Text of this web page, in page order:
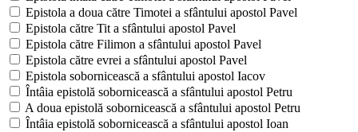
Epistola a doua către Timotei a sfântului apostol Pavel
Epistola către Tit a sfântului apostol Pavel
Epistola către Filimon a sfântului apostol Pavel
Epistola către evrei a sfântului apostol Pavel
Epistola sobornicească a sfântului apostol Iacov
Întâia epistolă sobornicească a sfântului apostol Petru
A doua epistolă sobornicească a sfântului apostol Petru
Întâia epistolă sobornicească a sfântului apostol Ioan